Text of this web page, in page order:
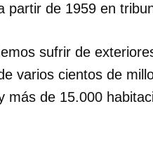
de 1959 en
sufrir de
varios cientos de
de 15.000